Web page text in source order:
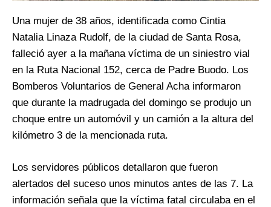
Una mujer de 38 años, identificada como Cintia
Natalia Linaza Rudolf, de la ciudad de Santa Rosa,
falleció ayer a la mañana víctima de un siniestro vial
en la Ruta Nacional 152, cerca de Padre Buodo. Los
Bomberos Voluntarios de General Acha informaron
que durante la madrugada del domingo se produjo un
choque entre un automóvil y un camión a la altura del
kilómetro 3 de la mencionada ruta.
Los servidores públicos detallaron que fueron
alertados del suceso unos minutos antes de las 7. La
información señala que la víctima fatal circulaba en el